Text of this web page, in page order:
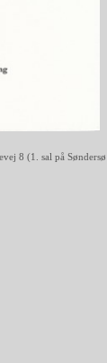
8 (1. sal på